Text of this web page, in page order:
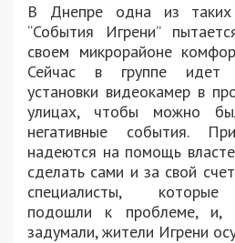
В Днепре одна из таких
“События Игрени”
своем микрорайоне
Сейчас в группе идет
установки видеокамер в
улицах, чтобы можно
негативные события.
надеются на помощь
сделать сами и за свой
специалисты, которые
подошли к проблеме, и,
задумали, жители Игрени